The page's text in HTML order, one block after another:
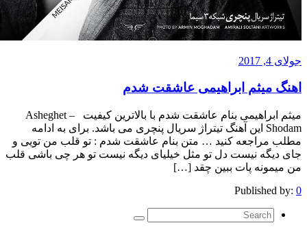
ابراهیمی عاشقت شدم
میثم ابراهیمی بنام عاشقت شدم با بالاترین کیفیت – Asheghet
Shodam این آهنگ تیتراژ سریال پنچری می باشد. برای به ادامه
کنید … متن بنام عاشقت شدم : تو قلب من تویی و
نیست دل تو مثل خیلیای دیگه نیست تو هر چی باشی قلب
پات ببین چقد […]